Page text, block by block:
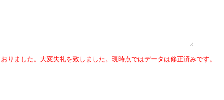
ました。大変失礼を致しました。現時点ではデータは修正済みです。